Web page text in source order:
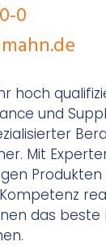
0
hoch
und
Mit
Produkten
das beste